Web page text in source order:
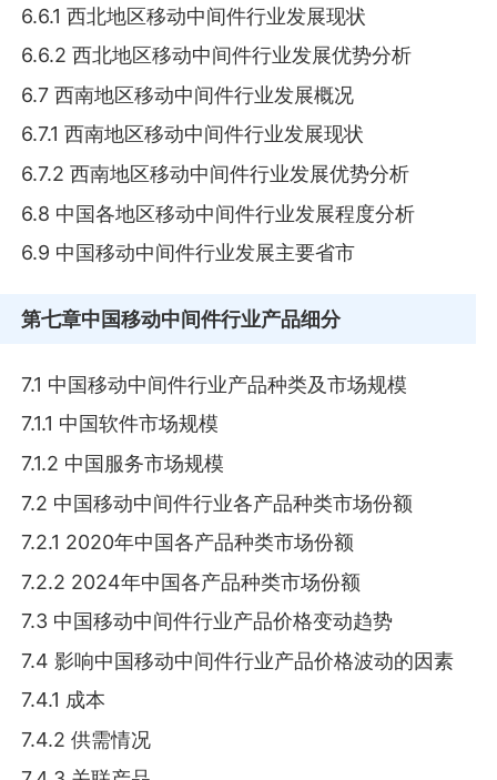
6.6.1 西北地区移动中间件行业发展现状
6.6.2 西北地区移动中间件行业发展优势分析
6.7 西南地区移动中间件行业发展概况
6.7.1 西南地区移动中间件行业发展现状
6.7.2 西南地区移动中间件行业发展优势分析
6.8 中国各地区移动中间件行业发展程度分析
6.9 中国移动中间件行业发展主要省市
第七章中国移动中间件行业产品细分
7.1 中国移动中间件行业产品种类及市场规模
7.1.1 中国软件市场规模
7.1.2 中国服务市场规模
7.2 中国移动中间件行业各产品种类市场份额
7.2.1 2020年中国各产品种类市场份额
7.2.2 2024年中国各产品种类市场份额
7.3 中国移动中间件行业产品价格变动趋势
7.4 影响中国移动中间件行业产品价格波动的因素
7.4.1 成本
7.4.2 供需情况